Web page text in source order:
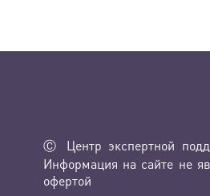
Ⓒ Центр экспертной
Информация на сайте не
офертой